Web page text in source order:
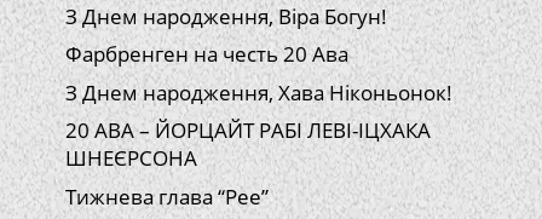
З Днем народження, Віра Богун!
Фарбренген на честь 20 Ава
З Днем народження, Хава Ніконьонок!
20 АВА – ЙОРЦАЙТ РАБІ ЛЕВІ-ІЦХАКА
ШНЕЄРСОНА
Тижнева глава “Рее”